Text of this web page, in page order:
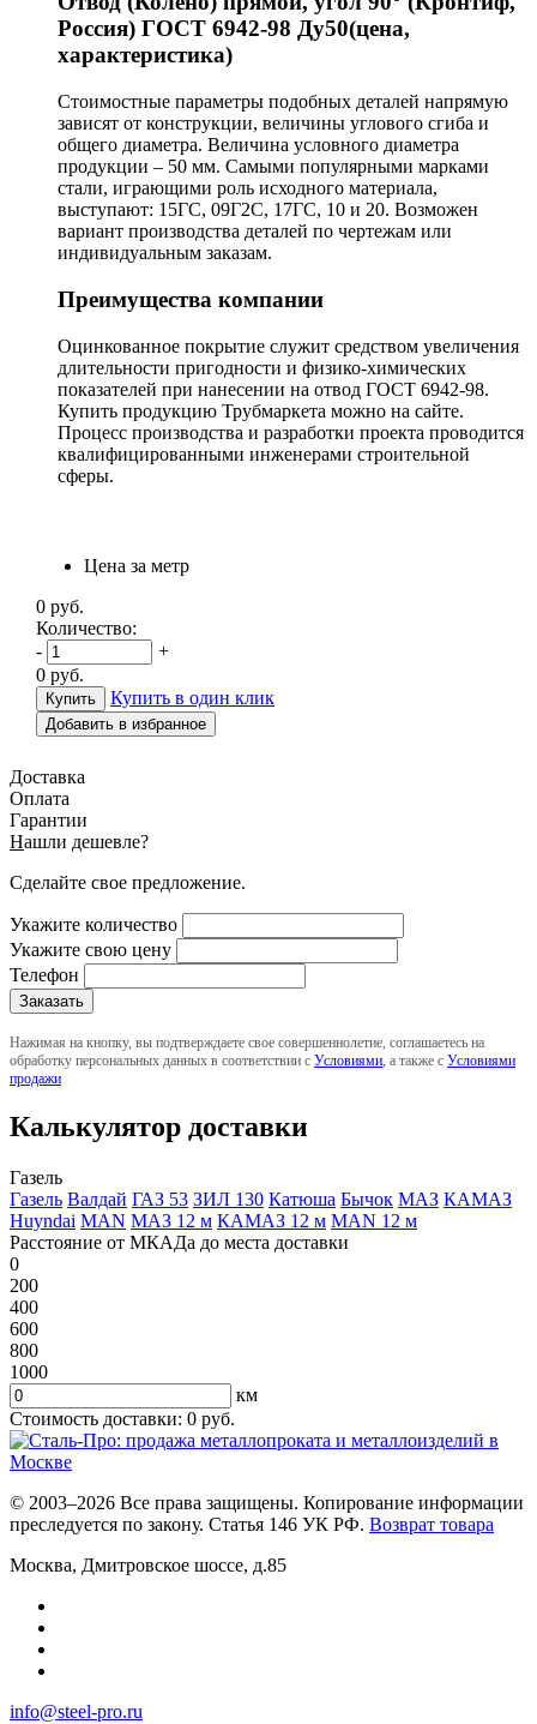
Россия) ГОСТ 6942-98 Ду50(цена,
характеристика)
Стоимостные параметры подобных деталей напрямую
зависят от конструкции, величины углового сгиба и
общего диаметра. Величина условного диаметра
продукции – 50 мм. Самыми популярными марками
стали, играющими роль исходного материала,
выступают: 15ГС, 09Г2С, 17ГС, 10 и 20. Возможен
вариант производства деталей по чертежам или
индивидуальным заказам.
Преимущества компании
Оцинкованное покрытие служит средством увеличения
длительности пригодности и физико-химических
показателей при нанесении на отвод ГОСТ 6942-98.
Купить продукцию Трубмаркета можно на сайте.
Процесс производства и разработки проекта проводится
квалифицированными инженерами строительной
сферы.
Цена за метр
0 руб.
Количество:
-
+
0 руб.
Купить в один клик
Добавить в избранное
Доставка
Оплата
Гарантии
Нашли дешевле?
Сделайте свое предложение.
Укажите количество
Укажите свою цену
Телефон
Нажимая на кнопку, вы подтверждаете свое совершеннолетие, соглашаетесь на
обработку персональных данных в соответствии с Условиями , а также с Условиями
продажи
Калькулятор доставки
Газель
Газель Валдай ГАЗ 53 ЗИЛ 130 Катюша Бычок МАЗ КАМАЗ
Huyndai MAN МАЗ 12 м КАМАЗ 12 м MAN 12 м
Расстояние от МКАДа до места доставки
0
200
400
600
800
1000
км
Стоимость доставки: 0 руб.
© 2003–2026 Все права защищены. Копирование информации
преследуется по закону. Статья 146 УК РФ. Возврат товара
Москва, Дмитровское шоссе, д.85
info@steel-pro.ru